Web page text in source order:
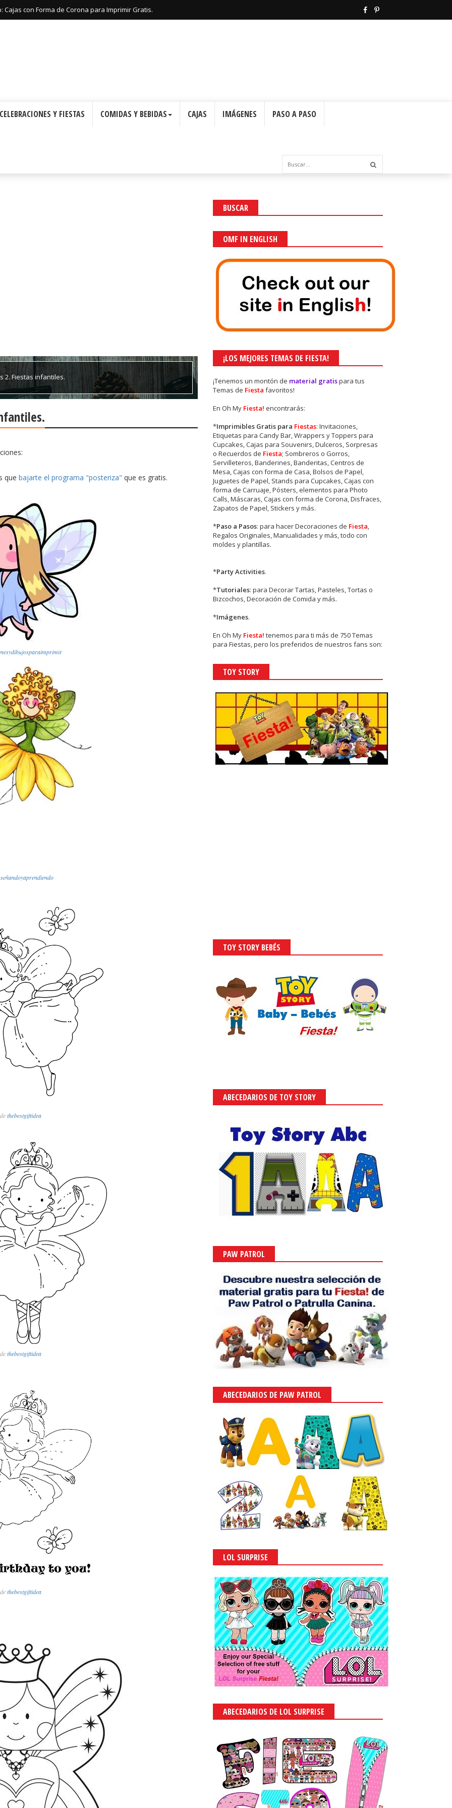
Cajas con Forma de Corona para Imprimir Gratis.
CELEBRACIONES Y FIESTAS COMIDAS Y BEBIDAS CAJAS IMÁGENES PASO A PASO
2. Fiestas infantiles.
que bajarte el programa "posteriza" que es gratis.
dethebestgiftidea
dethebestgiftidea
dethebestgiftidea
BUSCAR
OMF IN ENGLISH
¡LOS MEJORES TEMAS DE FIESTA!
¡Tenemos un montón de material gratispara tus
Temas de Fiestafavoritos!
En Oh My Fiesta!encontrarás:
*Imprimibles Gratis para Fiestas: Invitaciones,
Etiquetas para Candy Bar, Wrappers y Toppers para
Cupcakes, Cajas para Souvenirs, Dulceros, Sorpresas
o Recuerdos de Fiesta; Sombreros o Gorros,
Servilleteros, Banderines, Banderitas, Centros de
Mesa, Cajas con forma de Casa, Bolsos de Papel,
Juguetes de Papel, Stands para Cupcakes, Cajas con
forma de Carruaje, Pósters, elementos para Photo
Calls, Máscaras, Cajas con forma de Corona, Disfraces,
Zapatos de Papel, Stickers y más.
*Paso a Pasos: para hacer Decoraciones de Fiesta,
Regalos Originales, Manualidades y más, todo con
moldes y plantillas.
*Party Activities.
*Tutoriales: para Decorar Tartas, Pasteles, Tortas o
Bizcochos, Decoración de Comida y más.
*Imágenes.
EnOh My Fiesta! tenemos para ti más de 750 Temas
para Fiestas, pero los preferidos de nuestros fans son:
TOY STORY
TOY STORY BEBÉS
ABECEDARIOS DE TOY STORY
PAW PATROL
ABECEDARIOS DE PAW PATROL
LOL SURPRISE
ABECEDARIOS DE LOL SURPRISE